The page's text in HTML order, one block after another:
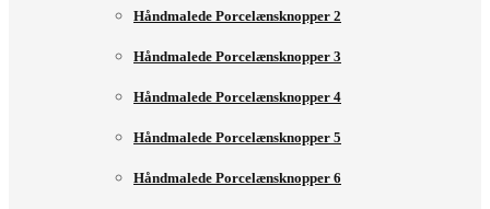
Håndmalede Porcelænsknopper 2
Håndmalede Porcelænsknopper 3
Håndmalede Porcelænsknopper 4
Håndmalede Porcelænsknopper 5
Håndmalede Porcelænsknopper 6